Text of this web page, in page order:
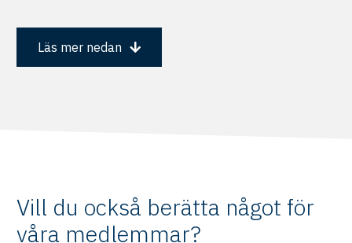
Läs mer nedan
Vill du också berätta något för
våra medlemmar?